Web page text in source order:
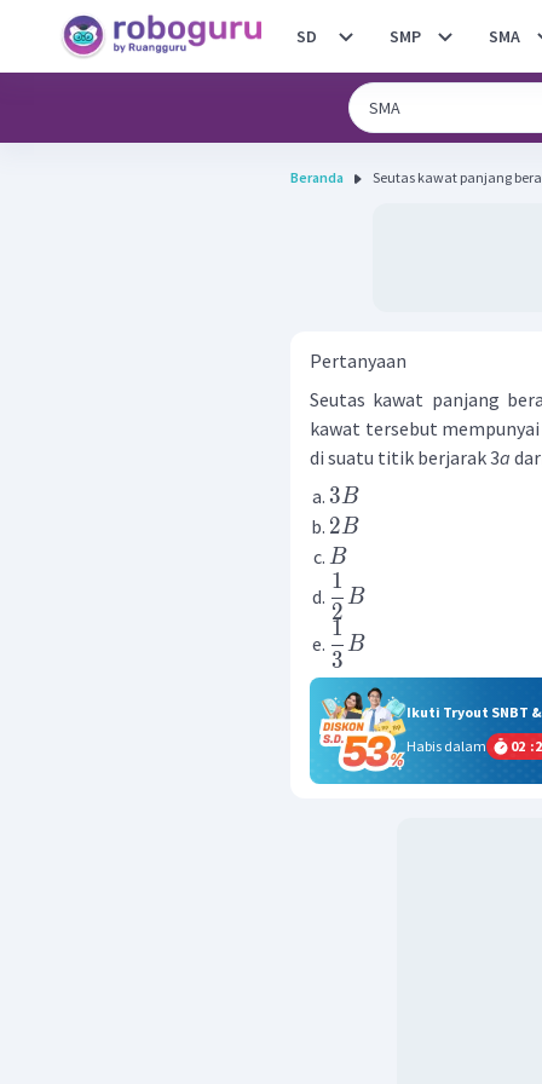
SD SMP SMA
Beranda Seutas kawat panjang
Pertanyaan
Seutas kawat panjang
kawat tersebut
di suatu titik berjarak 3a
3B
2B
B
2
1
B
3
1
B
Ikuti Tryout SNBT
Habis dalam
02 :